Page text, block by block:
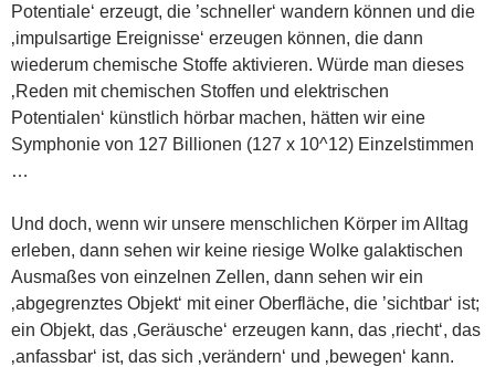
Potentiale‘ erzeugt, die ’schneller‘ wandern können und die
‚impulsartige Ereignisse‘ erzeugen können, die dann
wiederum chemische Stoffe aktivieren. Würde man dieses
‚Reden mit chemischen Stoffen und elektrischen
Potentialen‘ künstlich hörbar machen, hätten wir eine
Symphonie von 127 Billionen (127 x 10^12) Einzelstimmen
…
Und doch, wenn wir unsere menschlichen Körper im Alltag
erleben, dann sehen wir keine riesige Wolke galaktischen
Ausmaßes von einzelnen Zellen, dann sehen wir ein
‚abgegrenztes Objekt‘ mit einer Oberfläche, die ’sichtbar‘ ist;
ein Objekt, das ‚Geräusche‘ erzeugen kann, das ‚riecht‘, das
‚anfassbar‘ ist, das sich ‚verändern‘ und ‚bewegen‘ kann.